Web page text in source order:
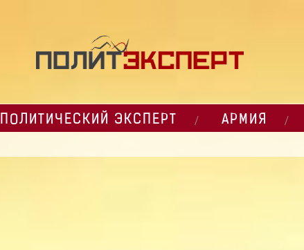
ПОЛИТИЧЕСКИЙ ЭКСПЕРТ АРМИЯ